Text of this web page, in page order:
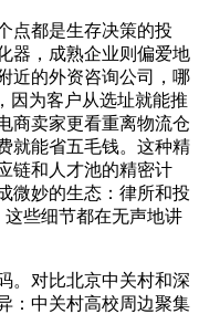
点都是生存决策的投
器，成熟企业则偏爱地
近的外资咨询公司，哪
因为客户从选址就能推
商卖家更看重离物流仓
就能省五毛钱。这种精
链和人才池的精密计
微妙的生态：律所和投
些细节都在无声地讲
。对比北京中关村和深
：中关村高校周边聚集